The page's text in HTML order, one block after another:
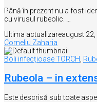
Până în prezent nu a fost
cu virusul rubeolic. …
Ultima actualizareaugust
Corneliu Zaharia
Boli infecțioase TORCH
Rubeola – in
Este descrisă sub toate